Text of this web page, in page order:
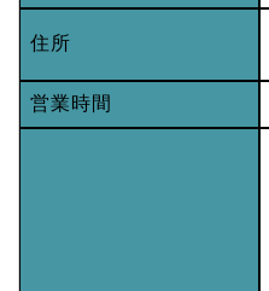
住所
営業時間